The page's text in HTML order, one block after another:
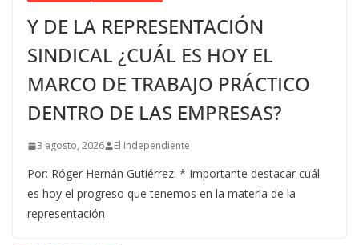
Y DE LA REPRESENTACIÓN
SINDICAL ¿CUÁL ES HOY EL
MARCO DE TRABAJO PRÁCTICO
DENTRO DE LAS EMPRESAS?
3 agosto, 2026 El Independiente
Por: Róger Hernán Gutiérrez. * Importante destacar cuál
es hoy el progreso que tenemos en la materia de la
representación